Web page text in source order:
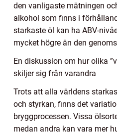
den vanligaste mätningen
alkohol som finns i
starkaste öl kan ha ABV-
mycket högre än den
En diskussion om hur olika
skiljer sig från varandra
Trots att alla världens
och styrkan, finns det
bryggprocessen. Vissa
medan andra kan vara mer